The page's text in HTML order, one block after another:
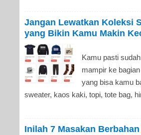
Jangan Lewatkan Koleksi
yang Bikin Kamu Makin
Kamu pasti
mampir ke
yang bisa kamu
sweater, kaos kaki, topi, tote bag,
Inilah 7 Masakan